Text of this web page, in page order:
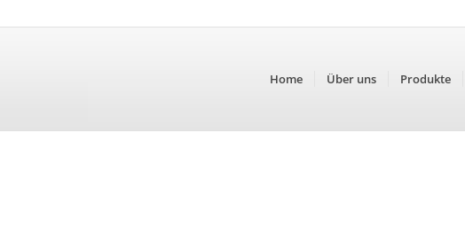
Home Über uns Produkte